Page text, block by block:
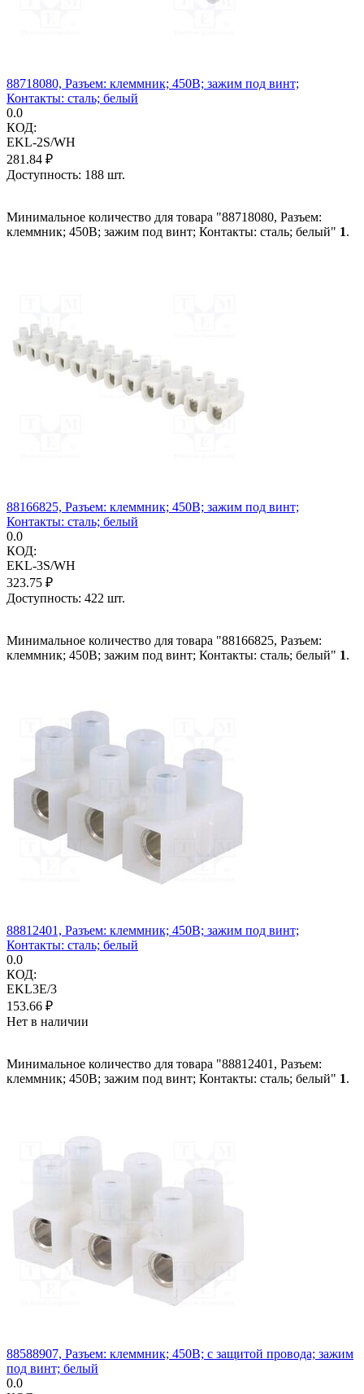
88718080, Разъем: клеммник; 450В; зажим под винт;
Контакты: сталь; белый
0.0
КОД:
EKL-2S/WH
281.84 ₽
Доступность: 188 шт.
Минимальное количество для товара "88718080, Разъем:
клеммник; 450В; зажим под винт; Контакты: сталь; белый" 1.
88166825, Разъем: клеммник; 450В; зажим под винт;
Контакты: сталь; белый
0.0
КОД:
EKL-3S/WH
323.75 ₽
Доступность: 422 шт.
Минимальное количество для товара "88166825, Разъем:
клеммник; 450В; зажим под винт; Контакты: сталь; белый" 1.
88812401, Разъем: клеммник; 450В; зажим под винт;
Контакты: сталь; белый
0.0
КОД:
EKL3E/3
153.66 ₽
Нет в наличии
Минимальное количество для товара "88812401, Разъем:
клеммник; 450В; зажим под винт; Контакты: сталь; белый" 1.
88588907, Разъем: клеммник; 450В; с защитой провода; зажим
под винт; белый
0.0